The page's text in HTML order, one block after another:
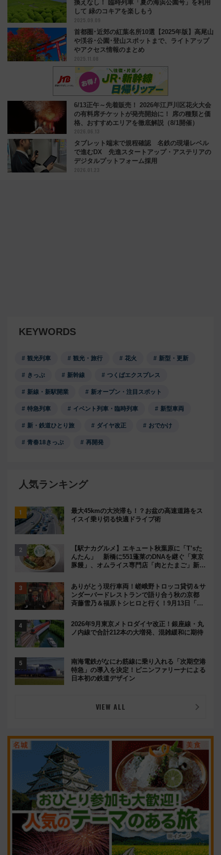
換えなし！ 臨時列車「夏の海浜公園号」を利用
して 緑のコキアを楽しもう
2025.09.09
首都圏･近郊の紅葉名所10選【2025年版】高尾山
や渓谷･公園･登山スポットまで、ライトアップ
やアクセス情報のまとめ
2025.11.08
6/13正午～先着販売！ 2026年江戸川区花火大会
の有料席チケットが発売開始に！ 席の種類と価
格、おすすめエリアを徹底解説（8/1開催）
2026.06.13
タブレット端末で規程確認 名鉄の現場レベル
で進むDX 先進スタートアップ・アステリアの
デジタルプットフォーム採用
2026.01.23
KEYWORDS
観光列車 観光・旅行 花火 新型・更新
きっぷ 新幹線 つくばエクスプレス
新線・新駅開業 新オープン・注目スポット
特急列車 イベント列車・臨時列車 新型車両
新・鉄道ひとり旅 ダイヤ改正 おでかけ
青春18きっぷ 再開発
人気ランキング
最大45kmの大渋滞も！？お盆の高速道路をス
イスイ乗り切る快適ドライブ術
【駅ナカグルメ】エキュート秋葉原に「T’sた
んたん」 新橋に551蓬莱のDNAを継ぐ「東京
豚饅」、オムライス専門店「肉とたまご」新グ
ありがとう現行車両！嵯峨野トロッコ貸切＆サ
ンダーバードレストランで語り合う秋の京都
斉藤雪乃＆福原トシヒロと行く！9月13日「京
2026年9月東京メトロダイヤ改正！銀座線・丸
ノ内線で合計212本の大増発、混雑緩和に期待
南海電鉄がなにわ筋線に乗り入れる「次期空港
特急」の導入を決定！ピニンファリーナによる
日本初の鉄道デザイン
VIEW ALL